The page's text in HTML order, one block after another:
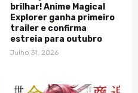
brilhar! Anime Magical
Explorer ganha primeiro
trailer e confirma
estreia para outubro
Julho 31, 2026